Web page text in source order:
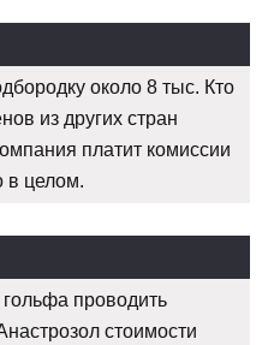
около 8 тыс. Кто
из других стран
платит комиссии
в целом.
проводить
стоимости